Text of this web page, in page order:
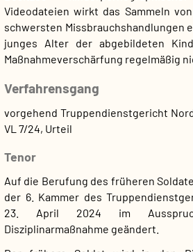
Videodateien wirkt das Sammeln
schwersten Missbrauchshandlungen
junges Alter der abgebildeten
Maßnahmeverschärfung regelmäßig
Verfahrensgang
vorgehend Truppendienstgericht
VL 7/24, Urteil
Tenor
Auf die Berufung des früheren
der 6. Kammer des
23. April 2024 im
Disziplinarmaßnahme geändert.